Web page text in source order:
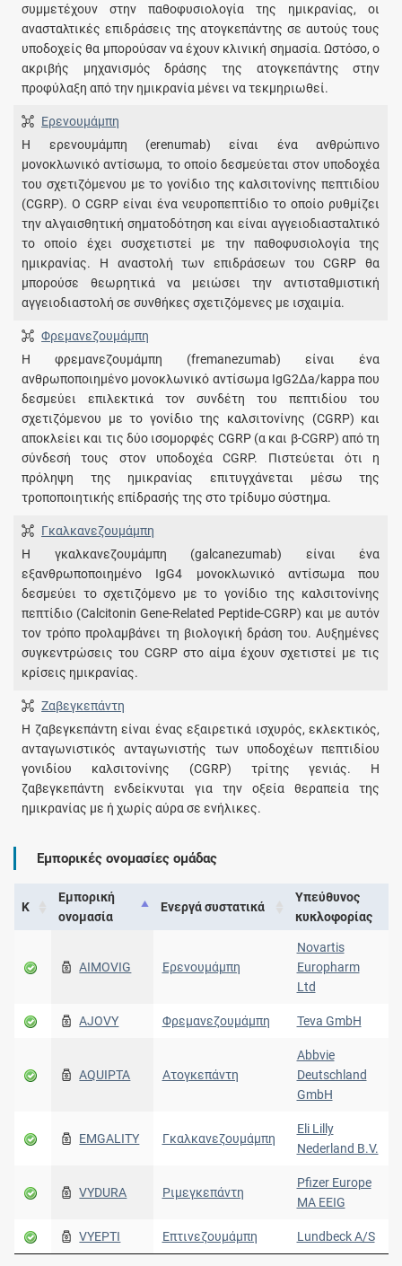
συμμετέχουν στην παθοφυσιολογία της ημικρανίας, οι
ανασταλτικές επιδράσεις της ατογκεπάντης σε αυτούς τους
υποδοχείς θα μπορούσαν να έχουν κλινική σημασία. Ωστόσο, ο
ακριβής μηχανισμός δράσης της ατογκεπάντης στην
προφύλαξη από την ημικρανία μένει να τεκμηριωθεί.
Ερενουμάμπη
Η ερενουμάμπη (erenumab) είναι ένα ανθρώπινο
μονοκλωνικό αντίσωμα, το οποίο δεσμεύεται στον υποδοχέα
του σχετιζόμενου με το γονίδιο της καλσιτονίνης πεπτιδίου
(CGRP). Ο CGRP είναι ένα νευροπεπτίδιο το οποίο ρυθμίζει
την αλγαισθητική σηματοδότηση και είναι αγγειοδιασταλτικό
το οποίο έχει συσχετιστεί με την παθοφυσιολογία της
ημικρανίας. Η αναστολή των επιδράσεων του CGRP θα
μπορούσε θεωρητικά να μειώσει την αντισταθμιστική
αγγειοδιαστολή σε συνθήκες σχετιζόμενες με ισχαιμία.
Φρεμανεζουμάμπη
Η φρεμανεζουμάμπη (fremanezumab) είναι ένα
ανθρωποποιημένο μονοκλωνικό αντίσωμα IgG2Δa/kappa που
δεσμεύει επιλεκτικά τον συνδέτη του πεπτιδίου του
σχετιζόμενου με το γονίδιο της καλσιτονίνης (CGRP) και
αποκλείει και τις δύο ισομορφές CGRP (α και β-CGRP) από τη
σύνδεσή τους στον υποδοχέα CGRP. Πιστεύεται ότι η
πρόληψη της ημικρανίας επιτυγχάνεται μέσω της
τροποποιητικής επίδρασής της στο τρίδυμο σύστημα.
Γκαλκανεζουμάμπη
Η γκαλκανεζουμάμπη (galcanezumab) είναι ένα
εξανθρωποποιημένο IgG4 μονοκλωνικό αντίσωμα που
δεσμεύει το σχετιζόμενο με το γονίδιο της καλσιτονίνης
πεπτίδιο (Calcitonin Gene-Related Peptide-CGRP) και με αυτόν
τον τρόπο προλαμβάνει τη βιολογική δράση του. Αυξημένες
συγκεντρώσεις του CGRP στο αίμα έχουν σχετιστεί με τις
κρίσεις ημικρανίας.
Ζαβεγκεπάντη
Η ζαβεγκεπάντη είναι ένας εξαιρετικά ισχυρός, εκλεκτικός,
ανταγωνιστικός ανταγωνιστής των υποδοχέων πεπτιδίου
γονιδίου καλσιτονίνης (CGRP) τρίτης γενιάς. Η
ζαβεγκεπάντη ενδείκνυται για την οξεία θεραπεία της
ημικρανίας με ή χωρίς αύρα σε ενήλικες.
Εμπορικές ονομασίες ομάδας
Κ
Εμπορική
ονομασία
Ενεργά συστατικά
Υπεύθυνος
κυκλοφορίας
AIMOVIG Ερενουμάμπη
Novartis
Europharm
Ltd
AJOVY Φρεμανεζουμάμπη Teva GmbH
AQUIPTA Ατογκεπάντη
Abbvie
Deutschland
GmbH
EMGALITY Γκαλκανεζουμάμπη
Eli Lilly
Nederland B.V.
VYDURA Ριμεγκεπάντη
Pfizer Europe
MA EEIG
VYEPTI Επτινεζουμάμπη Lundbeck A/S